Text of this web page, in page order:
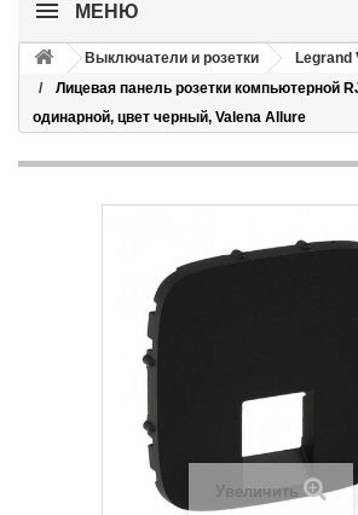
МЕНЮ
Выключатели и розетки
Legrand
Лицевая панель розетки компьютерной
одинарной, цвет черный, Valena Allure
Увеличить